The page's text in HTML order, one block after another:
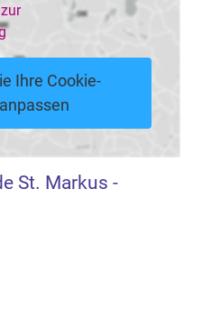
zur
Ihre Cookie-
St. Markus -